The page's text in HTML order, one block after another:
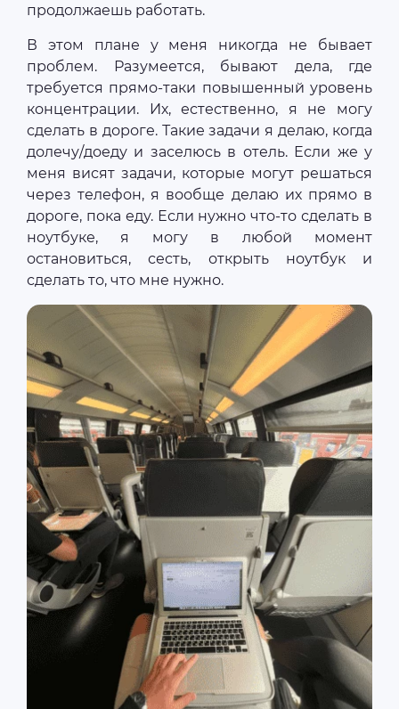
продолжаешь работать.
В этом плане у меня никогда не бывает
проблем. Разумеется, бывают дела, где
требуется прямо-таки повышенный уровень
концентрации. Их, естественно, я не могу
сделать в дороге. Такие задачи я делаю, когда
долечу/доеду и заселюсь в отель. Если же у
меня висят задачи, которые могут решаться
через телефон, я вообще делаю их прямо в
дороге, пока еду. Если нужно что-то сделать в
ноутбуке, я могу в любой момент
остановиться, сесть, открыть ноутбук и
сделать то, что мне нужно.